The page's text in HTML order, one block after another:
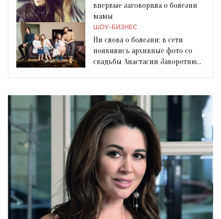
впервые заговорила о болезни
мамы
ШОУ-БИЗНЕС
Ни слова о болезни: в сети
появились архивные фото со
свадьбы Анастасии Заворотнюк